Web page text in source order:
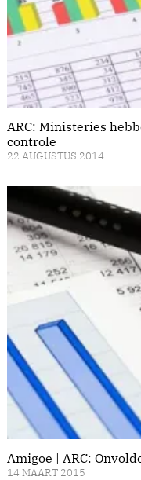
ARC: Ministeries
controle
22 AUGUSTUS 2014
Amigoe | ARC:
14 MAART 2015